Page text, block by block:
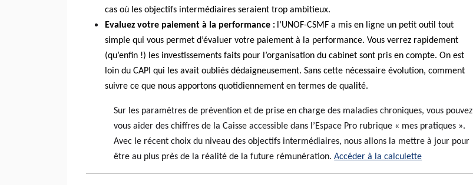
cas où les objectifs intermédiaires seraient trop ambitieux.
Evaluez votre paiement à la performance : l’UNOF-CSMF a mis en ligne un petit outil tout
simple qui vous permet d’évaluer votre paiement à la performance. Vous verrez rapidement
(qu’enfin !) les investissements faits pour l’organisation du cabinet sont pris en compte. On est
loin du CAPI qui les avait oubliés dédaigneusement. Sans cette nécessaire évolution, comment
suivre ce que nous apportons quotidiennement en termes de qualité.
Sur les paramètres de prévention et de prise en charge des maladies chroniques, vous pouvez
vous aider des chiffres de la Caisse accessible dans l’Espace Pro rubrique « mes pratiques ».
Avec le récent choix du niveau des objectifs intermédiaires, nous allons la mettre à jour pour
être au plus près de la réalité de la future rémunération.Accéder à la calculette